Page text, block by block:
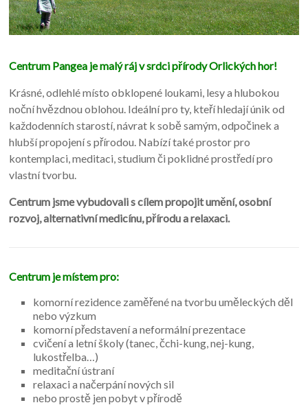
Centrum Pangea je malý ráj v srdci přírody Orlických hor!
Krásné, odlehlé místo obklopené loukami, lesy a hlubokou
noční hvězdnou oblohou. Ideální pro ty, kteří hledají únik od
každodenních starostí, návrat k sobě samým, odpočinek a
hlubší propojení s přírodou. Nabízí také prostor pro
kontemplaci, meditaci, studium či poklidné prostředí pro
vlastní tvorbu.
Centrum jsme vybudovali s cílem propojit umění, osobní
rozvoj, alternativní medicínu, přírodu a relaxaci.
Centrum je místem pro:
komorní rezidence zaměřené na tvorbu uměleckých děl
nebo výzkum
komorní představení a neformální prezentace
cvičení a letní školy (tanec, čchi-kung, nej-kung,
lukostřelba…)
meditační ústraní
relaxaci a načerpání nových sil
nebo prostě jen pobyt v přírodě